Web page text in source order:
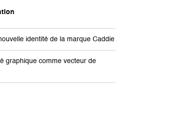
identité de la marque Caddie
graphique comme vecteur de